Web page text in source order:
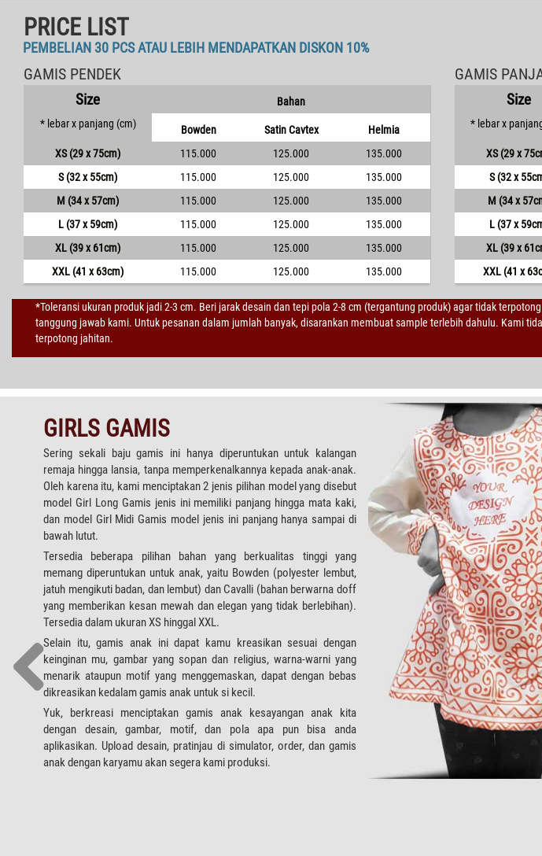
PRICE LIST
PEMBELIAN 30 PCS ATAU LEBIH MENDAPATKAN DISKON 10%
GAMIS PENDEK
Size
* lebar x panjang (cm)
Bahan
Bowden Satin Cavtex
Helmia
XS (29 x 75cm)
115.000 125.000
135.000
S (32 x 55cm)
115.000 125.000
135.000
M (34 x 57cm)
115.000 125.000
135.000
L (37 x 59cm)
115.000 125.000
135.000
XL (39 x 61cm)
115.000 125.000
135.000
XXL (41 x 63cm)
115.000 125.000 135.000
GAMIS
Size
* lebar x
XS (29 x
S (32 x
M (34 x
L (37 x
XL (39 x
XXL (41 x
*Toleransi ukuran produk jadi 2-3 cm. Beri jarak desain dan tepi pola 2-8 cm (tergantung produk) agar tidak
tanggung jawab kami. Untuk pesanan dalam jumlah banyak, disarankan membuat sample terlebih dahulu. Kami
terpotong jahitan.
GIRLS GAMIS
Sering sekali baju gamis ini hanya diperuntukan untuk kalangan
remaja hingga lansia, tanpa memperkenalkannya kepada anak-anak.
Oleh karena itu, kami menciptakan 2 jenis pilihan model yang disebut
model Girl Long Gamis jenis ini memiliki panjang hingga mata kaki,
dan model Girl Midi Gamis model jenis ini panjang hanya sampai di
bawah lutut.
Tersedia beberapa pilihan bahan yang berkualitas tinggi yang
memang diperuntukan untuk anak, yaitu Bowden (polyester lembut,
jatuh mengikuti badan, dan lembut) dan Cavalli (bahan berwarna doff
yang memberikan kesan mewah dan elegan yang tidak berlebihan).
Tersedia dalam ukuran XS hinggal XXL.
Selain itu, gamis anak ini dapat kamu kreasikan sesuai dengan
keinginan mu, gambar yang sopan dan religius, warna-warni yang
menarik ataupun motif yang menggemaskan, dapat dengan bebas
dikreasikan kedalam gamis anak untuk si kecil.
Yuk, berkreasi menciptakan gamis anak kesayangan anak kita
dengan desain, gambar, motif, dan pola apa pun bisa anda
aplikasikan. Upload desain, pratinjau di simulator, order, dan gamis
anak dengan karyamu akan segera kami produksi.